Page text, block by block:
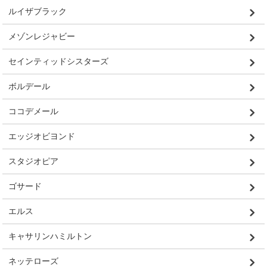
ルイザブラック
メゾンレジャビー
セインティッドシスターズ
ボルデール
ココデメール
エッジオビヨンド
スタジオピア
ゴサード
エルス
キャサリンハミルトン
ネッテローズ